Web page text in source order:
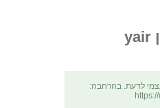
יאיר דיקמן yair
לדעת. בהרחבה: